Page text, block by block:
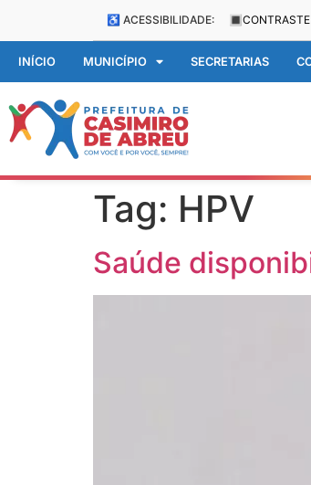
♿ ACESSIBILIDADE: 🔳 CONTRASTE
INÍCIO MUNICÍPIO SECRETARIAS
Tag: HPV
Saúde